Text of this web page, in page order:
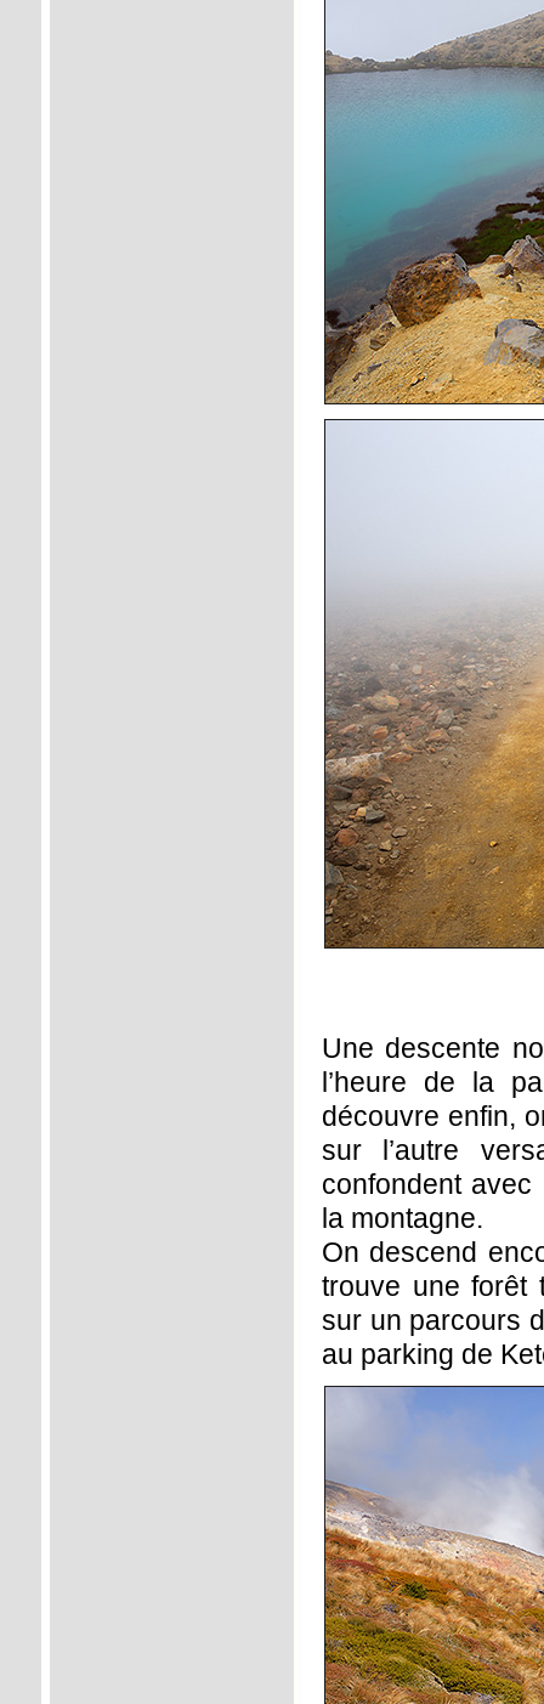
Une descente
l’heure de la
découvre enfin,
sur l’autre
confondent
la montagne.
On descend
trouve une forêt
sur un parcours
au parking de